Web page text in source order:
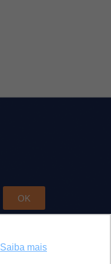
Saiba mais
OK